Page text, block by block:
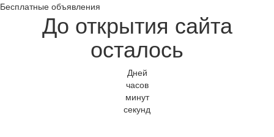
Бесплатные объявления
До открытия сайта
осталось
Дней
часов
минут
секунд